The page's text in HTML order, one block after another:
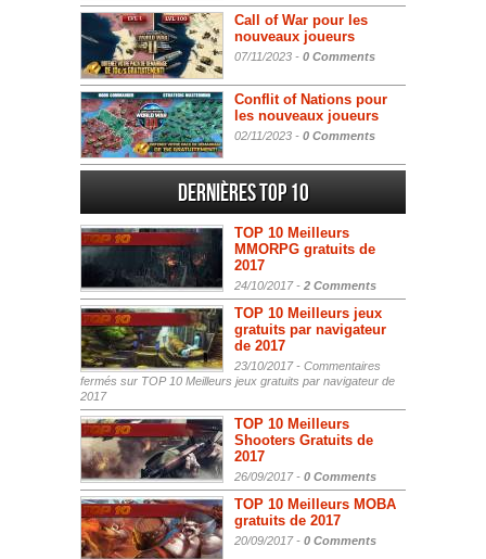
Call of War pour les
nouveaux joueurs
07/11/2023 - 0 Comments
Conflit of Nations pour
les nouveaux joueurs
02/11/2023 - 0 Comments
Dernières Top 10
TOP 10 Meilleurs
MMORPG gratuits de
2017
24/10/2017 - 2 Comments
TOP 10 Meilleurs jeux
gratuits par navigateur
de 2017
23/10/2017 - Commentaires
fermés sur TOP 10 Meilleurs jeux gratuits par navigateur de
2017
TOP 10 Meilleurs
Shooters Gratuits de
2017
26/09/2017 - 0 Comments
TOP 10 Meilleurs MOBA
gratuits de 2017
20/09/2017 - 0 Comments